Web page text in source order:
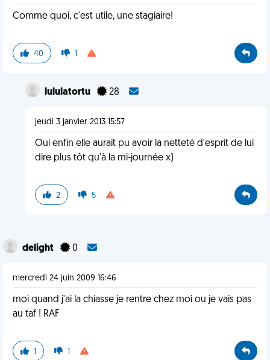
Comme quoi, c'est utile, une stagiaire!
40 1
lululatortu 28
jeudi 3 janvier 2013 15:57
Oui enfin elle aurait pu avoir la netteté d'esprit de lui
dire plus tôt qu'à la mi-journée x)
2 5
delight 0
mercredi 24 juin 2009 16:46
moi quand j'ai la chiasse je rentre chez moi ou je vais pas
au taf ! RAF
1 1